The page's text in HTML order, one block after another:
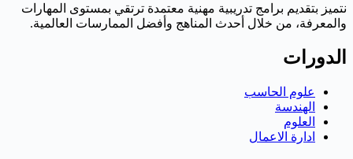
نتميز بتقديم برامج تدريبية مهنية معتمدة ترتقي بمستوى المهارات
والمعرفة، من خلال أحدث المناهج وأفضل الممارسات العالمية.
الدورات
علوم الحاسب
الهندسة
العلوم
ادارة الاعمال